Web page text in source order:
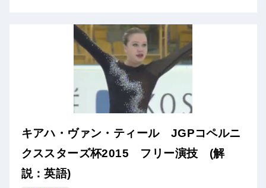
キアハ・ヴァン・ティール JGPコペルニ
クススターズ杯2015 フリー演技 (解
説：英語)